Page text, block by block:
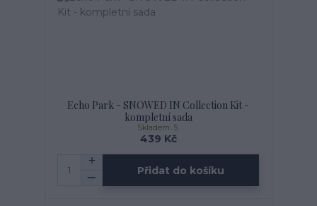
Echo Park - SNOWED IN Collection Kit -
kompletní sada
439 Kč
Skladem: 5
Přidat do košíku